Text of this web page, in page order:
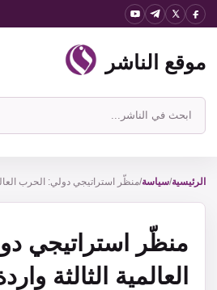
انتقل
المحتوى
موقع الناشر
ابحث
في
الناشر
الرئيسية/سياسة/منظّر استراتيجي دولي: الحرب
منظّر استراتيجي
العالمية الثالثة